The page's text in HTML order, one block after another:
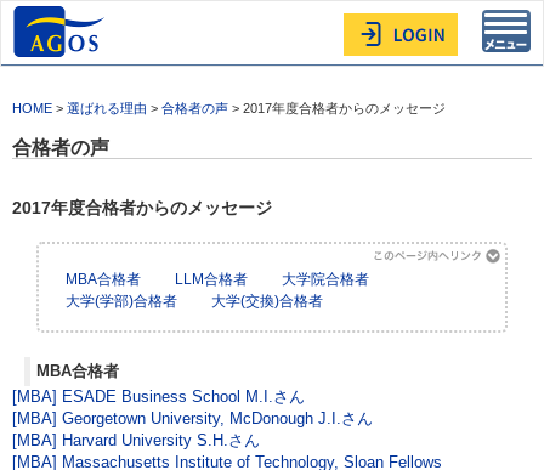
HOME > 選ばれる理由 > 合格者の声 > 2017年度合格者からのメッセージ
合格者の声
2017年度合格者からのメッセージ
MBA合格者 LLM合格者
大学院合格者
大学(学部)合格者
大学(交換)合格者
MBA合格者
[MBA] ESADE Business School M.I.さん
[MBA] Georgetown University, McDonough J.I.さん
[MBA] Harvard University S.H.さん
[MBA] Massachusetts Institute of Technology, Sloan Fellows